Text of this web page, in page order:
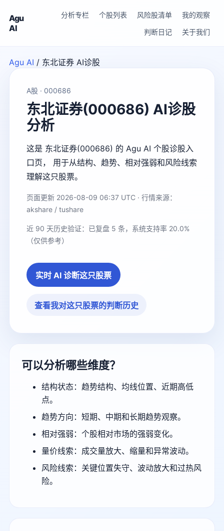
Agu
AI
分析专栏 个股列表 风险股清单
我的观察
判断日记
关于我们
Agu AI / 东北证券 AI诊股
A股 · 000686
东北证券(000686) AI诊股
分析
这是 东北证券(000686) 的 Agu AI 个股诊股入
口页， 用于从结构、趋势、相对强弱和风险线索
理解这只股票。
页面更新 2026-08-09 06:37 UTC · 行情来源：
akshare / tushare
近 90 天历史验证：已复盘 5 条，系统支持率 20.0%
（仅供参考）
实时 AI 诊断这只股票
查看我对这只股票的判断历史
可以分析哪些维度？
结构状态：趋势结构、均线位置、近期高低
点。
趋势方向：短期、中期和长期趋势观察。
相对强弱：个股相对市场的强弱变化。
量价线索：成交量放大、缩量和异常波动。
风险线索：关键位置失守、波动放大和过热风
险。